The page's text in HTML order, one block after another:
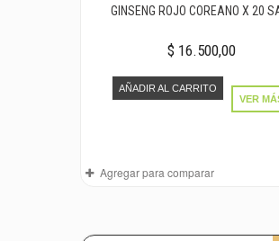
GINSENG ROJO COREANO X 20
$ 16.500,00
AÑADIR AL CARRITO
VER
Agregar para comparar